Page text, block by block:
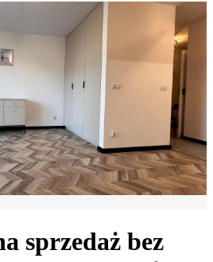
sprzedaż bez